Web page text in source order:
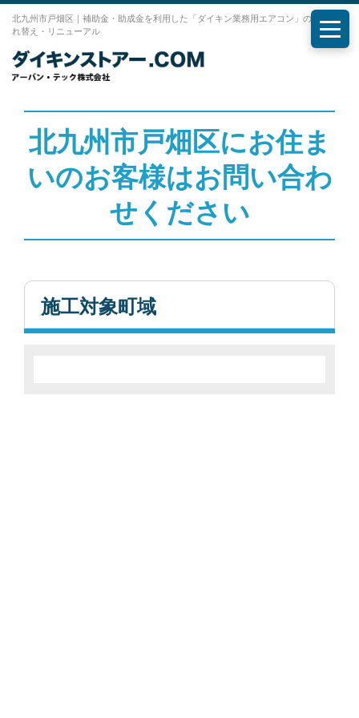
北九州市戸畑区｜補助金・助成金を利用した「ダイキン業務用エアコン」の購入・入
れ替え・リニューアル
メニ
北九州市戸畑区にお住ま
いのお客様はお問い合わ
せください
施工対象町域